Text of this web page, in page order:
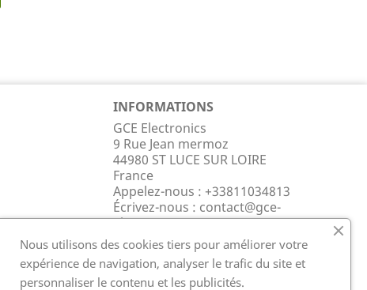
INFORMATIONS
GCE Electronics
9 Rue Jean mermoz
44980 ST LUCE SUR LOIRE
France
Appelez-nous : +33811034813
Écrivez-nous : contact@gce-
electronics.com
Nous utilisons des cookies tiers pour améliorer votre
expérience de navigation, analyser le trafic du site et
personnaliser le contenu et les publicités.